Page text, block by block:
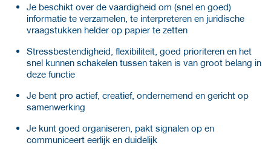
Je beschikt over de vaardigheid om (snel en goed)
informatie te verzamelen, te interpreteren en juridische
vraagstukken helder op papier te zetten
Stressbestendigheid, flexibiliteit, goed prioriteren en het
snel kunnen schakelen tussen taken is van groot belang in
deze functie
Je bent pro actief, creatief, ondernemend en gericht op
samenwerking
Je kunt goed organiseren, pakt signalen op en
communiceert eerlijk en duidelijk